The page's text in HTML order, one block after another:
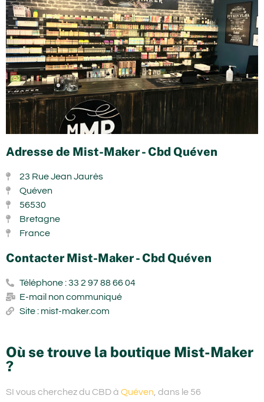
Adresse de Mist-Maker - Cbd Quéven
23 Rue Jean Jaurès
Quéven
56530
Bretagne
France
Contacter Mist-Maker - Cbd Quéven
Téléphone : 33 2 97 88 66 04
E-mail non communiqué
Site : mist-maker.com
Où se trouve la boutique Mist-Maker
?
SI vous cherchez du CBD à Quéven , dans le 56